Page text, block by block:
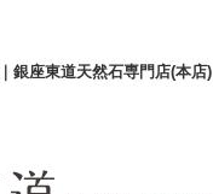
銀座東道天然石専門店(本店)